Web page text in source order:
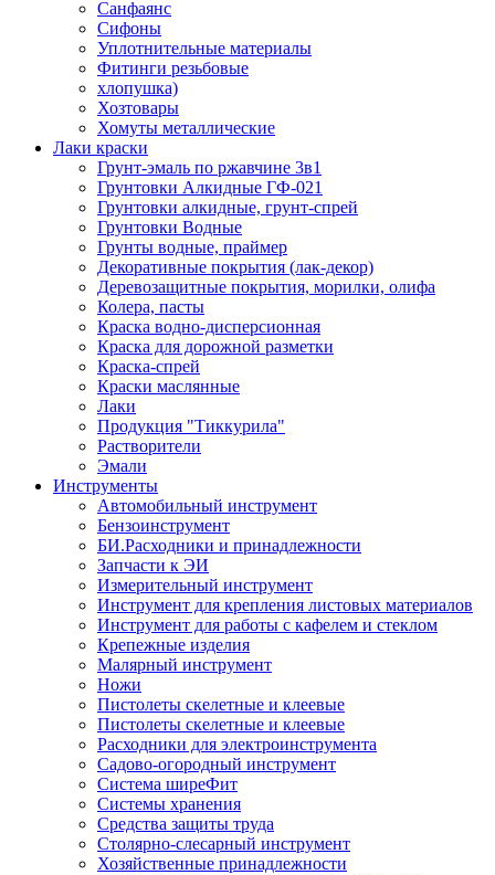
Санфаянс
Сифоны
Уплотнительные материалы
Фитинги резьбовые
хлопушка)
Хозтовары
Хомуты металлические
Лаки краски
Грунт-эмаль по ржавчине 3в1
Грунтовки Алкидные ГФ-021
Грунтовки алкидные, грунт-спрей
Грунтовки Водные
Грунты водные, праймер
Декоративные покрытия (лак-декор)
Деревозащитные покрытия, морилки, олифа
Колера, пасты
Краска водно-дисперсионная
Краска для дорожной разметки
Краска-спрей
Краски маслянные
Лаки
Продукция "Тиккурила"
Растворители
Эмали
Инструменты
Автомобильный инструмент
Бензоинструмент
БИ.Расходники и принадлежности
Запчасти к ЭИ
Измерительный инструмент
Инструмент для крепления листовых материалов
Инструмент для работы с кафелем и стеклом
Крепежные изделия
Малярный инструмент
Ножи
Пистолеты скелетные и клеевые
Пистолеты скелетные и клеевые
Расходники для электроинструмента
Садово-огородный инструмент
Система ширеФит
Системы хранения
Средства защиты труда
Столярно-слесарный инструмент
Хозяйственные принадлежности